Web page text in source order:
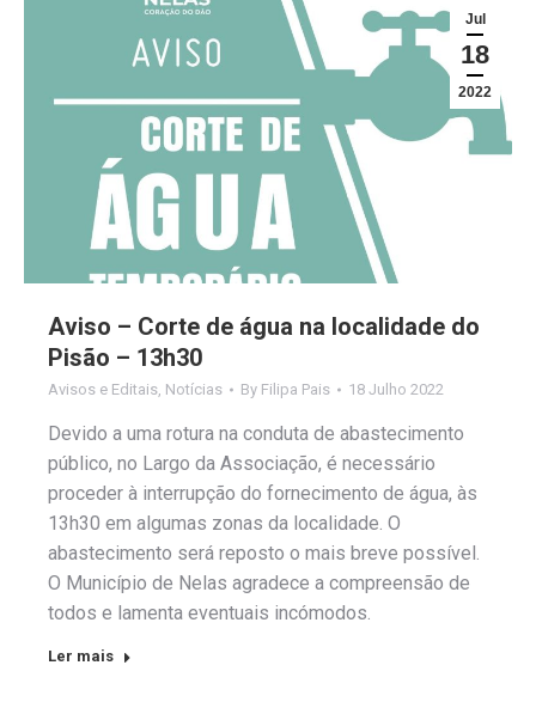
Jul
18
2022
Aviso – Corte de água na localidade do
Pisão – 13h30
Avisos e Editais, Notícias By Filipa Pais 18 Julho 2022
Devido a uma rotura na conduta de abastecimento
público, no Largo da Associação, é necessário
proceder à interrupção do fornecimento de água, às
13h30 em algumas zonas da localidade. O
abastecimento será reposto o mais breve possível.
O Município de Nelas agradece a compreensão de
todos e lamenta eventuais incómodos.
Ler mais